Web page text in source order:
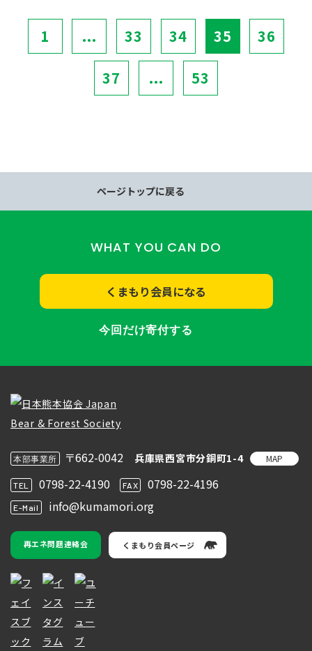
1 ... 33 34 35 36
37 ... 53
ページトップに戻る
WHAT YOU CAN DO
くまもり会員になる
今回だけ寄付する
本部事業所 〒662-0042 兵庫県西宮市分銅町1-4 MAP
TEL 0798-22-4190 FAX 0798-22-4196
E-Mail info@kumamori.org
再エネ問題連絡会 くまもり会員ページ